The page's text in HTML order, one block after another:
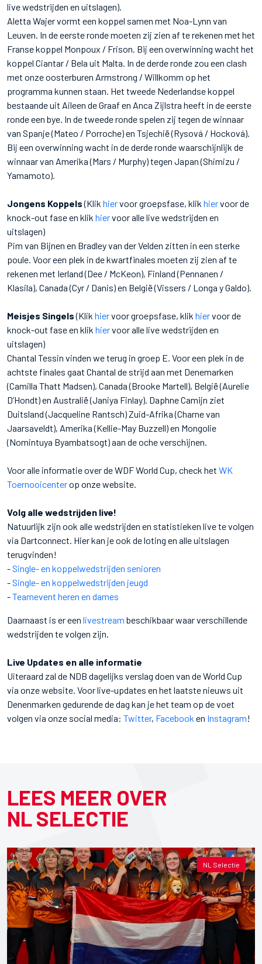
live wedstrijden en uitslagen).
Aletta Wajer vormt een koppel samen met Noa-Lynn van
Leuven. In de eerste ronde moeten zij zien af te rekenen met het
Franse koppel Monpoux / Frison. Bij een overwinning wacht het
koppel Ciantar / Bela uit Malta. In de derde ronde zou een clash
met onze oosterburen Armstrong / Willkomm op het
programma kunnen staan. Het tweede Nederlandse koppel
bestaande uit Aileen de Graaf en Anca Zijlstra heeft in de eerste
ronde een bye. In de tweede ronde spelen zij tegen de winnaar
van Spanje (Mateo / Porroche) en Tsjechië (Rysová / Hocková).
Bij een overwinning wacht in de derde ronde waarschijnlijk de
winnaar van Amerika (Mars / Murphy) tegen Japan (Shimizu /
Yamamoto).
Jongens Koppels(Klik hiervoor groepsfase, klik hiervoor de
knock-out fase en klik hiervoor alle live wedstrijden en
uitslagen)
Pim van Bijnen en Bradley van der Velden zitten in een sterke
poule. Voor een plek in de kwartfinales moeten zij zien af te
rekenen met Ierland (Dee / McKeon), Finland (Pennanen /
Klasila), Canada (Cyr / Danis) en België (Vissers / Longa y Galdo).
Meisjes Singels(Klik hiervoor groepsfase, klik hiervoor de
knock-out fase en klik hiervoor alle live wedstrijden en
uitslagen)
Chantal Tessin vinden we terug in groep E. Voor een plek in de
achtste finales gaat Chantal de strijd aan met Denemarken
(Camilla Thatt Madsen), Canada (Brooke Martell), België (Aurelie
D’Hondt) en Australië (Janiya Finlay). Daphne Camijn ziet
Duitsland (Jacqueline Rantsch) Zuid-Afrika (Charne van
Jaarsaveldt), Amerika (Kellie-May Buzzell) en Mongolie
(Nomintuya Byambatsogt) aan de oche verschijnen.
Voor alle informatie over de WDF World Cup, check het WK
Toernooicenterop onze website.
Volg alle wedstrijden live!
Natuurlijk zijn ook alle wedstrijden en statistieken live te volgen
via Dartconnect. Hier kan je ook de loting en alle uitslagen
terugvinden!
-Single- en koppelwedstrijden senioren
-Single- en koppelwedstrijden jeugd
-Teamevent heren en dames
Daarnaast is er een livestream beschikbaar waar verschillende
wedstrijden te volgen zijn.
Live Updates en alle informatie
Uiteraard zal de NDB dagelijks verslag doen van de World Cup
via onze website. Voor live-updates en het laatste nieuws uit
Denenmarken gedurende de dag kan je het team op de voet
volgen via onze social media: Twitter, Facebook en Instagram!
LEES MEER OVER
NL SELECTIE
NL Selectie